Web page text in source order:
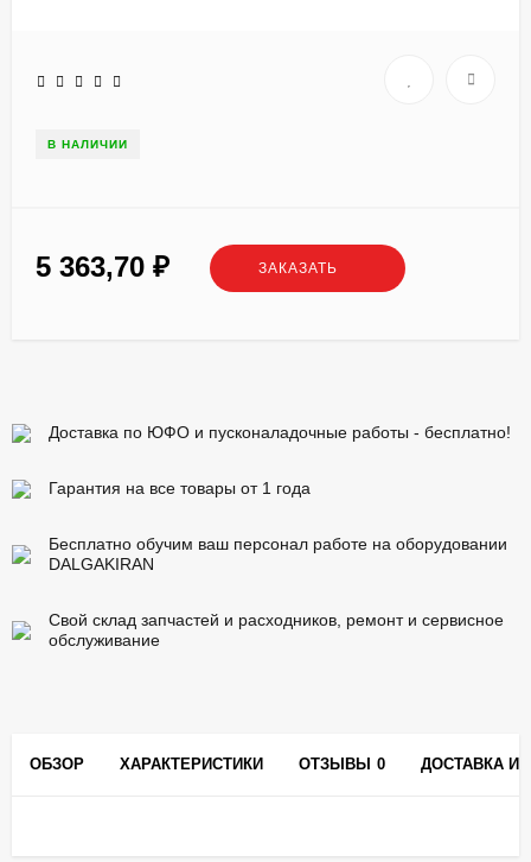
В НАЛИЧИИ
5 363,70 ЗАКАЗАТЬ
Доставка по ЮФО и пусконаладочные работы - бесплатно!
Гарантия на все товары от 1 года
Бесплатно обучим ваш персонал работе на оборудовании
DALGAKIRAN
Свой склад запчастей и расходников, ремонт и сервисное
обслуживание
ОБЗОР ХАРАКТЕРИСТИКИ ОТЗЫВЫ 0 ДОСТАВКА И